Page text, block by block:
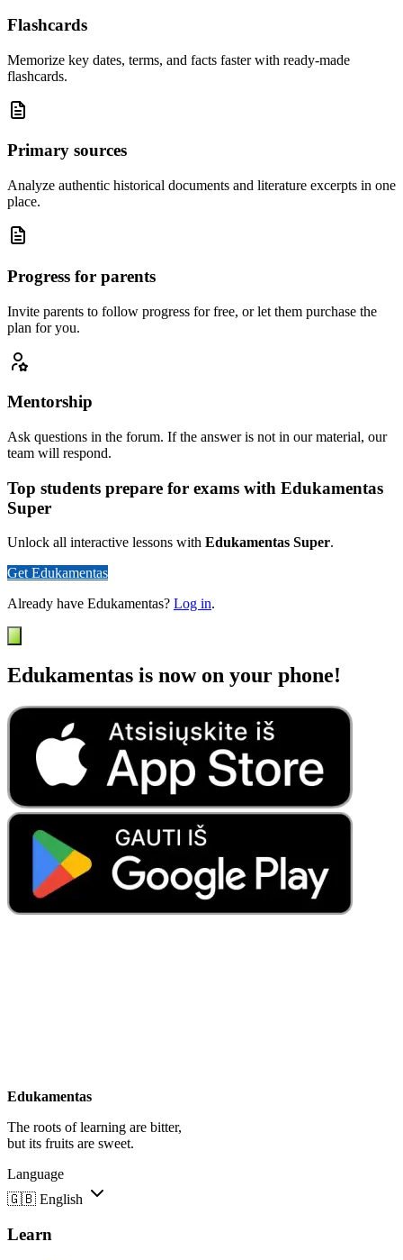
Flashcards
Memorize key dates, terms, and facts faster with ready-made
flashcards.
Primary sources
Analyze authentic historical documents and literature excerpts in one
place.
Progress for parents
Invite parents to follow progress for free, or let them purchase the
plan for you.
Mentorship
Ask questions in the forum. If the answer is not in our material, our
team will respond.
Top students prepare for exams with Edukamentas
Super
Unlock all interactive lessons with Edukamentas Super.
Get Edukamentas
Already have Edukamentas? Log in.
Edukamentas is now on your phone!
Edukamentas
The roots of learning are bitter,
but its fruits are sweet.
Language
🇬🇧 English
Learn